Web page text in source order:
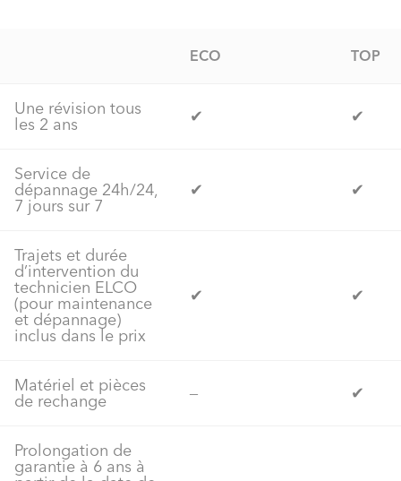
ECO TOP
Une révision tous
les 2 ans ✔ ✔
Service de
dépannage 24h/24,
7 jours sur 7
✔ ✔
Trajets et durée
d’intervention du
technicien ELCO
(pour maintenance
et dépannage)
inclus dans le prix
✔ ✔
Matériel et pièces
de rechange ‒ ✔
Prolongation de
garantie à 6 ans à